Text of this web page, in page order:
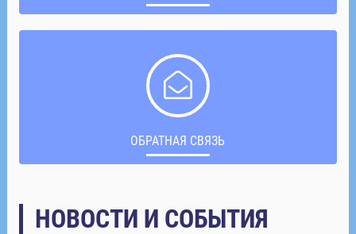
ОБРАТНАЯ СВЯЗЬ
НОВОСТИ И СОБЫТИЯ